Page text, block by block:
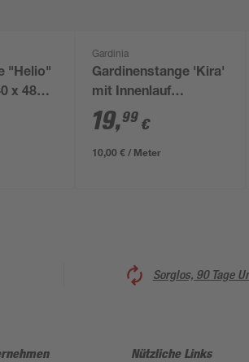
"Helio"
x 48
Gardinia
Gardinenstange 'Kira'
mit Innenlauf
champagner 200 cm
19,99 €
10,00 € / Meter
Sorglos, 90 Tage
Nützliche Links